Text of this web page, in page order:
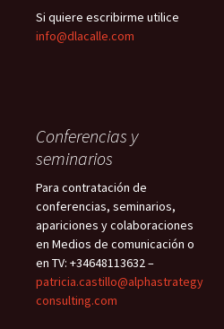
Si quiere escribirme utilice
info@dlacalle.com
Conferencias y
seminarios
Para contratación de
conferencias, seminarios,
apariciones y colaboraciones
en Medios de comunicación o
en TV: +34648113632 –
patricia.castillo@alphastrategy
consulting.com